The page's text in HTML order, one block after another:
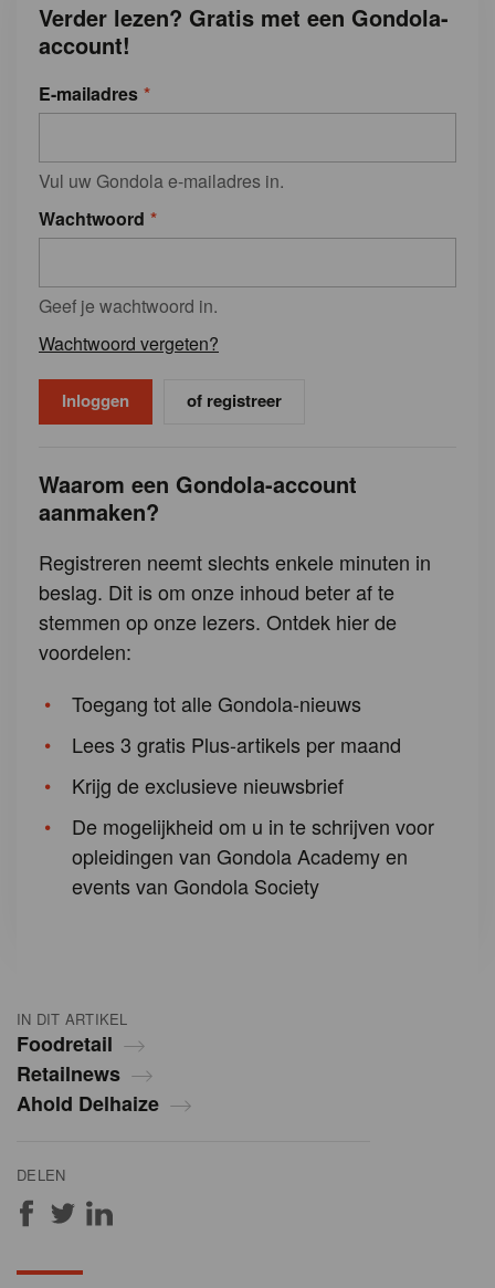
IN DIT ARTIKEL
Foodretail
Retailnews
Ahold Delhaize
DELEN
Verder lezen? Gratis met een Gondola-
account!
E-mailadres
Vul uw Gondola e-mailadres in.
Wachtwoord
Geef je wachtwoord in.
Wachtwoord vergeten?
of registreer
Waarom een Gondola-account
aanmaken?
Registreren neemt slechts enkele minuten in
beslag. Dit is om onze inhoud beter af te
stemmen op onze lezers. Ontdek hier de
voordelen:
Toegang tot alle Gondola-nieuws
Lees 3 gratis Plus-artikels per maand
Krijg de exclusieve nieuwsbrief
De mogelijkheid om u in te schrijven voor
opleidingen van Gondola Academy en
events van Gondola Society